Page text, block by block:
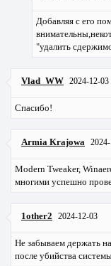
Добавляя с его
"удалить
Vlad_WW 2024-12-03
Спасибо!
Armia Krajowa
Modern Tweaker,
многими успешно
1other2 2024-12-03
Не забываем держать
после убийства